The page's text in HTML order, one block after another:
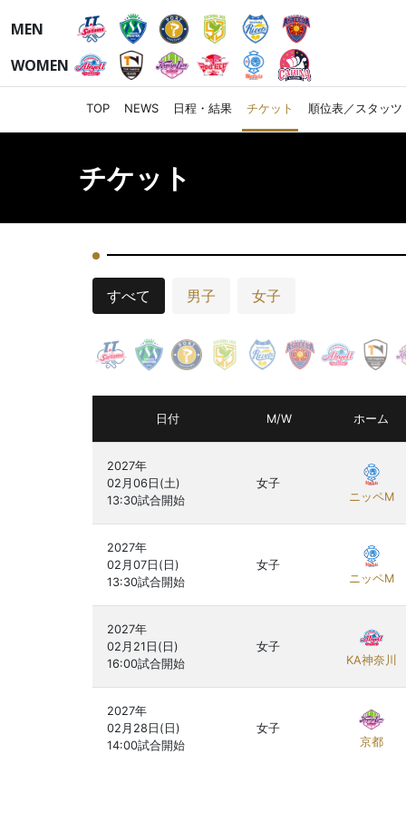
MEN
WOMEN
TOP NEWS 日程・結果 チケット 順位表／スタッツ
チケット
すべて 男子 女子
日付 M/W ホーム
2027年
02月06日(土)
女子
ニッペM
2027年
02月07日(日)
女子
ニッペM
2027年
02月21日(日)
女子
KA神奈川
2027年
02月28日(日)
女子
京都